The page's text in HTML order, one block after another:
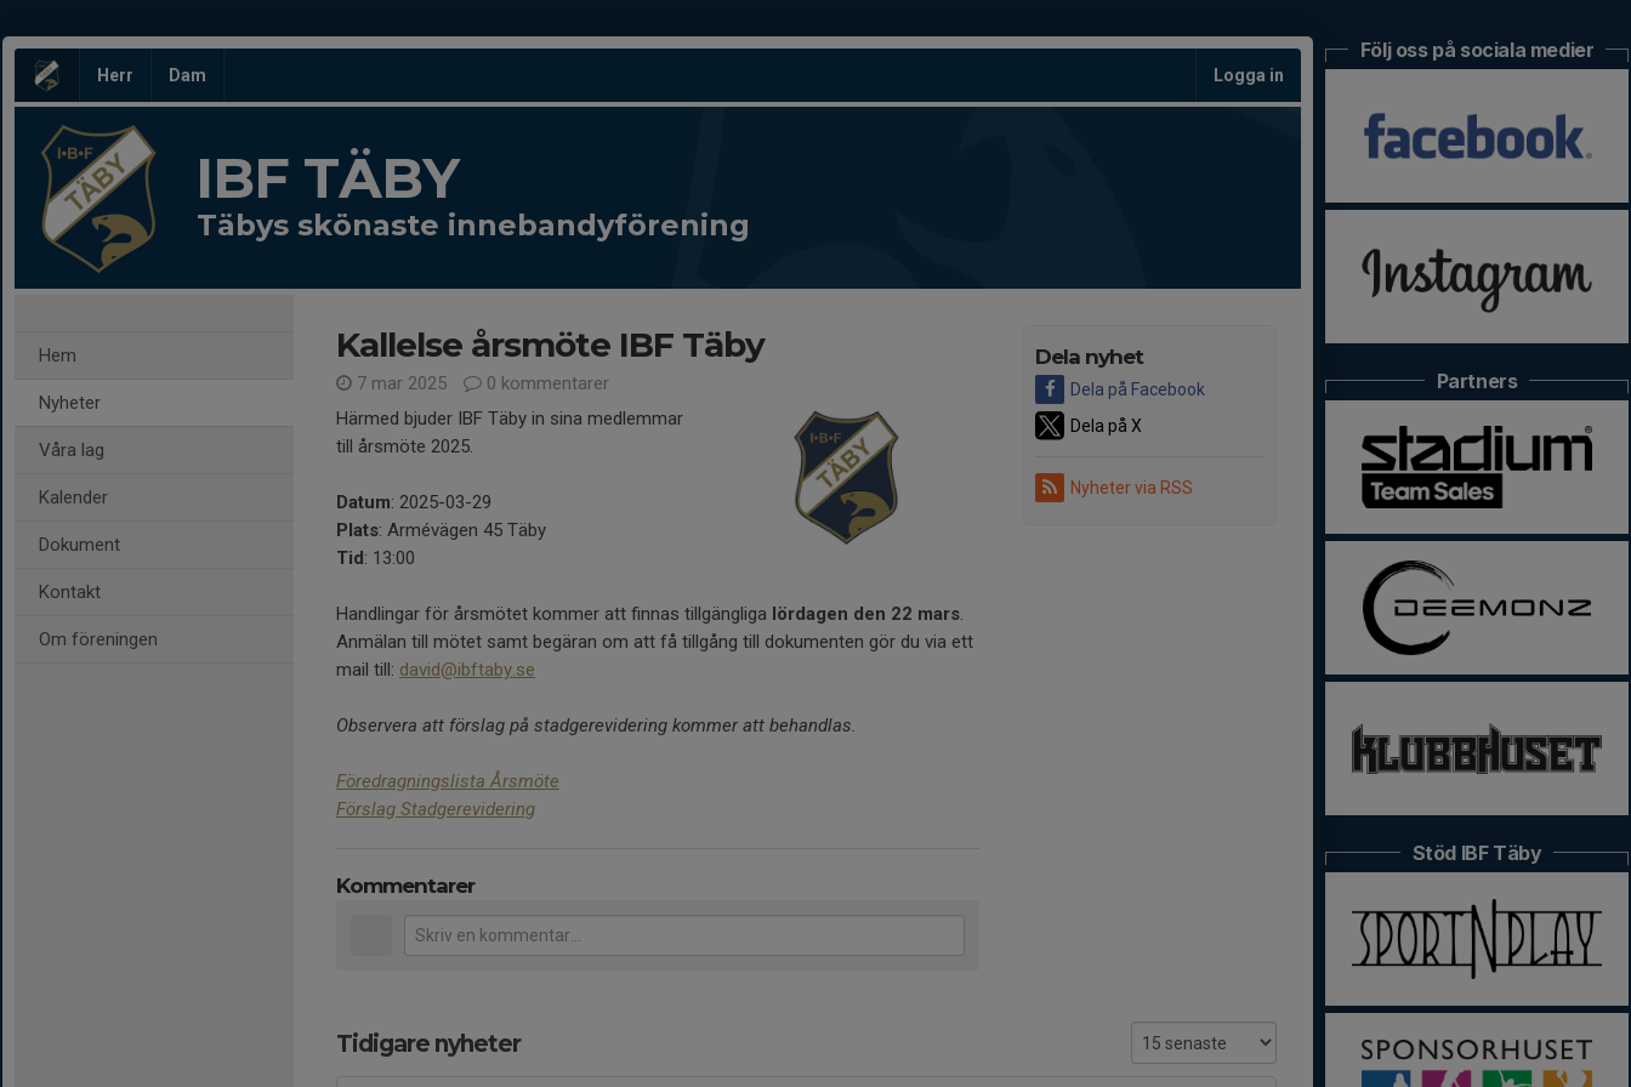
Herr Dam Logga in
IBF TÄBY
Täbys skönaste innebandyförening
Hem
Nyheter
Våra lag
Kalender
Dokument
Kontakt
Om föreningen
Dela nyhet
Dela på Facebook
Dela på X
Nyheter via RSS
Kallelse årsmöte IBF Täby
7 mar 2025
0 kommentarer
Härmed bjuder IBF Täby in sina medlemmar
till årsmöte 2025.
Datum: 2025-03-29
Plats: Armévägen 45 Täby
Tid: 13:00
Handlingar för årsmötet kommer att finnas tillgängliga lördagen den 22 mars.
Anmälan till mötet samt begäran om att få tillgång till dokumenten gör du via ett
mail till: david@ibftaby.se
Observera att förslag på stadgerevidering kommer att behandlas.
Föredragningslista Årsmöte
Förslag Stadgerevidering
Kommentarer
Tidigare nyheter
Följ oss på sociala medier
Partners
Stöd IBF Täby